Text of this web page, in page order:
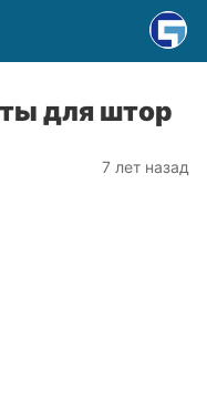
для штор
7 лет назад